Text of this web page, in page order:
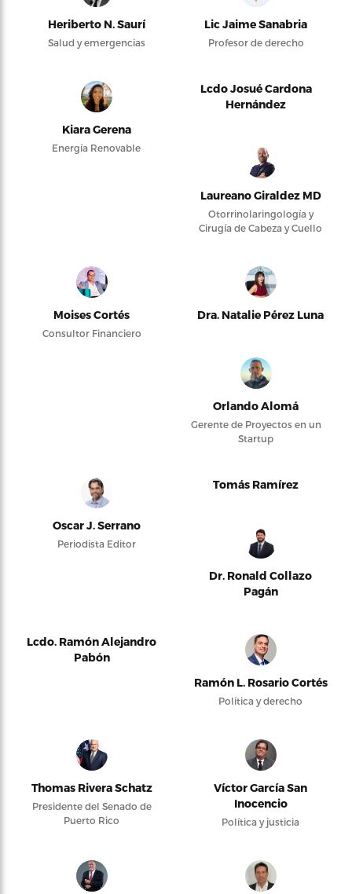
Heriberto N. Saurí
Salud y emergencias
Lic Jaime Sanabria
Profesor de derecho
Kiara Gerena
Energía Renovable
Lcdo Josué Cardona
Hernández
Laureano Giraldez MD
Otorrinolaringología y
Cirugía de Cabeza y Cuello
Moises Cortés
Consultor Financiero
Dra. Natalie Pérez Luna
Orlando Alomá
Gerente de Proyectos en un
Startup
Oscar J. Serrano
Periodista Editor
Tomás Ramírez
Dr. Ronald Collazo
Pagán
Lcdo. Ramón Alejandro
Pabón
Ramón L. Rosario Cortés
Política y derecho
Thomas Rivera Schatz
Presidente del Senado de
Puerto Rico
Víctor García San
Inocencio
Política y justicia